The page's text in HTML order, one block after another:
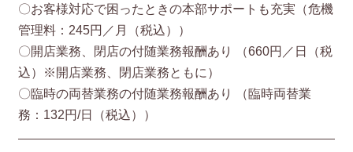
〇お客様対応で困ったときの本部サポートも充実（危機
管理料：245円／月（税込））
〇開店業務、閉店の付随業務報酬あり （660円／⽇（税
込）※開店業務、閉店業務ともに）
〇臨時の両替業務の付随業務報酬あり （臨時両替業
務：132円/⽇（税込））